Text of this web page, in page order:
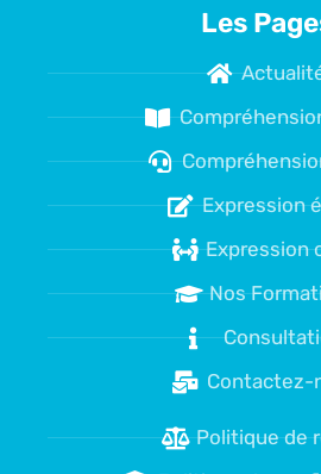
Les
Expression
Expression
Nos
Contactez-
Politique de